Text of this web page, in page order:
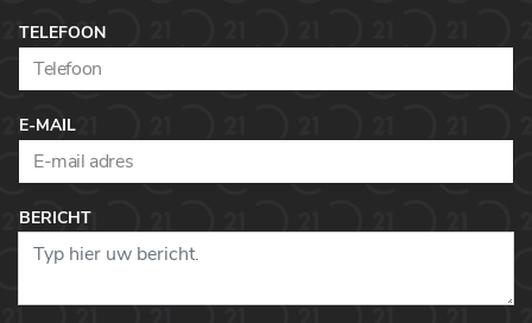
TELEFOON
E-MAIL
BERICHT